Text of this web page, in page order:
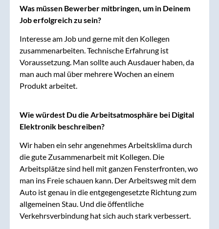
Was müssen Bewerber mitbringen, um in Deinem
Job erfolgreich zu sein?
Interesse am Job und gerne mit den Kollegen
zusammenarbeiten. Technische Erfahrung ist
Voraussetzung. Man sollte auch Ausdauer haben, da
man auch mal über mehrere Wochen an einem
Produkt arbeitet.
Wie würdest Du die Arbeitsatmosphäre bei Digital
Elektronik beschreiben?
Wir haben ein sehr angenehmes Arbeitsklima durch
die gute Zusammenarbeit mit Kollegen. Die
Arbeitsplätze sind hell mit ganzen Fensterfronten, wo
man ins Freie schauen kann. Der Arbeitsweg mit dem
Auto ist genau in die entgegengesetzte Richtung zum
allgemeinen Stau. Und die öffentliche
Verkehrsverbindung hat sich auch stark verbessert.